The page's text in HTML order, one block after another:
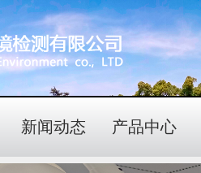
新闻动态 产品中心